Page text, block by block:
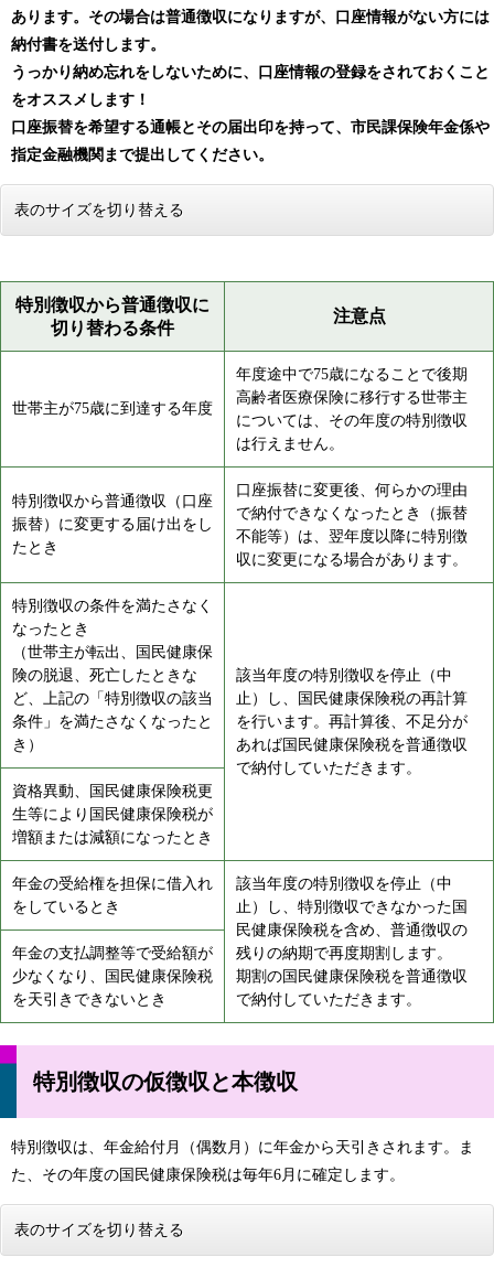
あります。その場合は普通徴収になりますが、口座情報がない方には
納付書を送付します。
うっかり納め忘れをしないために、口座情報の登録をされておくこと
をオススメします！
口座振替を希望する通帳とその届出印を持って、市民課保険年金係や
指定金融機関まで提出してください。
表のサイズを切り替える
特別徴収から普通徴収に
切り替わる条件
注意点
世帯主が75歳に到達する年度
年度途中で75歳になることで後期
高齢者医療保険に移行する世帯主
については、その年度の特別徴収
は行えません。
特別徴収から普通徴収（口座
振替）に変更する届け出をし
たとき
口座振替に変更後、何らかの理由
で納付できなくなったとき（振替
不能等）は、翌年度以降に特別徴
収に変更になる場合があります。
特別徴収の条件を満たさなく
なったとき
（世帯主が転出、国民健康保
険の脱退、死亡したときな
ど、上記の「特別徴収の該当
条件」を満たさなくなったと
き）
該当年度の特別徴収を停止（中
止）し、国民健康保険税の再計算
を行います。再計算後、不足分が
あれば国民健康保険税を普通徴収
で納付していただきます。
資格異動、国民健康保険税更
生等により国民健康保険税が
増額または減額になったとき
年金の受給権を担保に借入れ
をしているとき
該当年度の特別徴収を停止（中
止）し、特別徴収できなかった国
民健康保険税を含め、普通徴収の
残りの納期で再度期割します。
期割の国民健康保険税を普通徴収
で納付していただきます。
年金の支払調整等で受給額が
少なくなり、国民健康保険税
を天引きできないとき
特別徴収の仮徴収と本徴収
特別徴収は、年金給付月（偶数月）に年金から天引きされます。ま
た、その年度の国民健康保険税は毎年6月に確定します。
表のサイズを切り替える